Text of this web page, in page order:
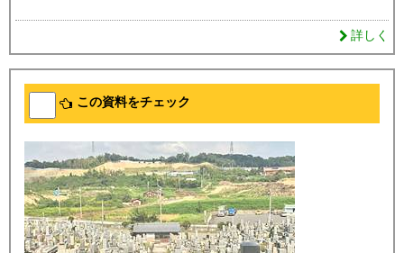
詳しく
この資料をチェック